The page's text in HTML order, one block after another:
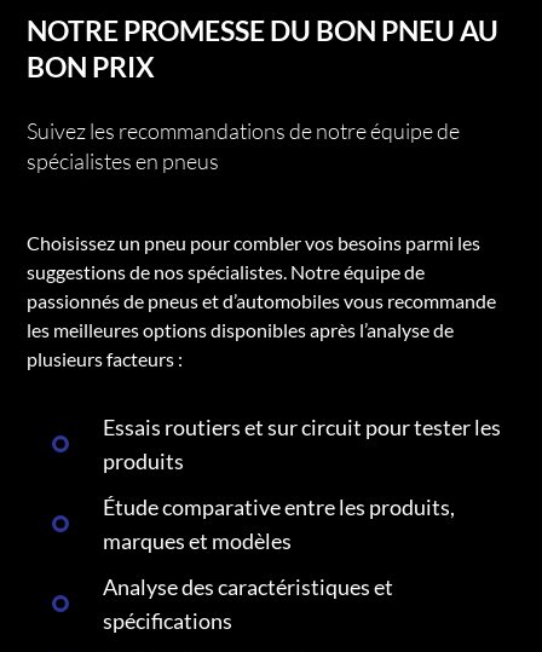
NOTRE PROMESSE DU BON PNEU AU
BON PRIX
Suivez les recommandations de notre équipe de
spécialistes en pneus
Choisissez un pneu pour combler vos besoins parmi les
suggestions de nos spécialistes. Notre équipe de
passionnés de pneus et d’automobiles vous recommande
les meilleures options disponibles après l’analyse de
plusieurs facteurs :
Essais routiers et sur circuit pour tester les
produits
Étude comparative entre les produits,
marques et modèles
Analyse des caractéristiques et
spécifications